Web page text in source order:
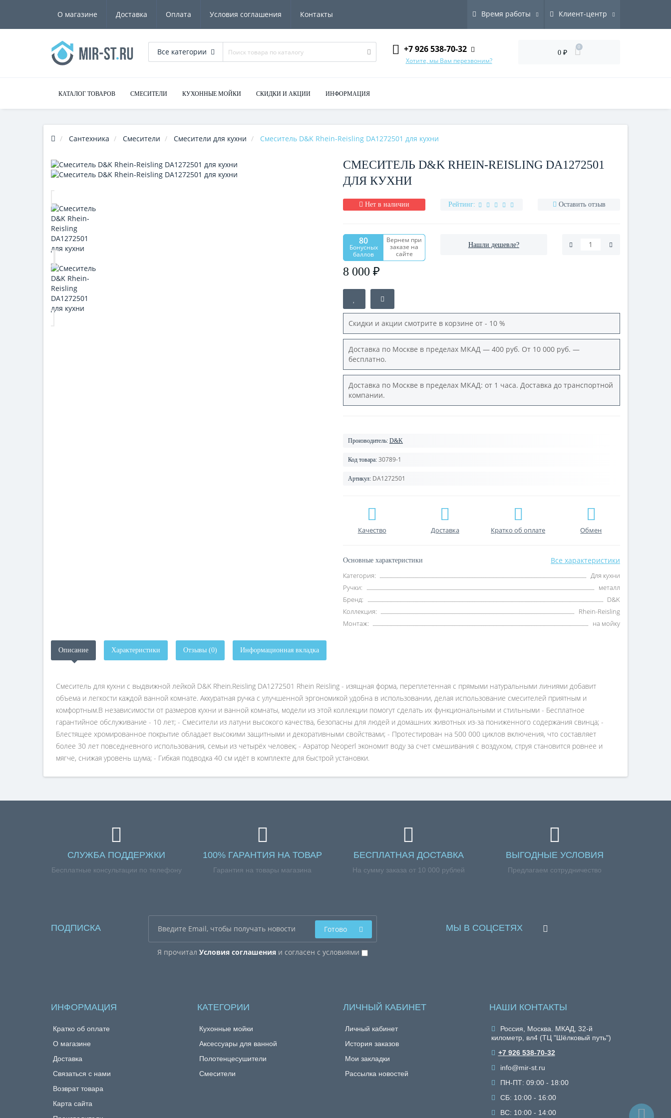
О магазине Доставка Оплата Условия соглашения Контакты Время работы Клиент-центр
Все категории +7 926 538-70-32
Хотите, мы Вам перезвоним?
0 ₽
0
КАТАЛОГ ТОВАРОВ СМЕСИТЕЛИ КУХОННЫЕ МОЙКИ СКИДКИ И АКЦИИ ИНФОРМАЦИЯ
Сантехника Смесители Смесители для кухни Смеситель D&K Rhein-Reisling DA1272501 для кухни
СМЕСИТЕЛЬ D&K RHEIN-REISLING DA1272501
ДЛЯ КУХНИ
Нет в наличии Рейтинг: Оставить отзыв
80
Бонусных
баллов
Вернем при
заказе на
сайте
8 000 ₽
Нашли дешевле?
Скидки и акции смотрите в корзине от - 10 %
Доставка по Москве в пределах МКАД — 400 руб. От 10 000 руб. —
бесплатно.
Доставка по Москве в пределах МКАД: от 1 часа. Доставка до транспортной
компании.
Производитель: D&K
Код товара: 30789-1
Артикул: DA1272501
Качество Доставка Кратко об оплате Обмен
Основные характеристики Все характеристики
Категория:
Для кухни
Ручки:
металл
Бренд:
D&K
Коллекция:
Rhein-Reisling
Монтаж:
на мойку
Описание Характеристики Отзывы (0) Информационная вкладка
Смеситель для кухни с выдвижной лейкой D&K Rhein.Reisling DA1272501 Rhein Reisling - изящная форма, переплетенная с прямыми натуральными линиями добавит
объема и легкости каждой ванной комнате. Аккуратная ручка с улучшенной эргономикой удобна в использовании, делая использование смесителей приятным и
комфортным.В независимости от размеров кухни и ванной комнаты, модели из этой коллекции помогут сделать их функциональными и стильными - Бесплатное
гарантийное обслуживание - 10 лет; - Смесители из латуни высокого качества, безопасны для людей и домашних животных из-за пониженного содержания свинца; -
Блестящее хромированное покрытие обладает высокими защитными и декоративными свойствами; - Протестирован на 500 000 циклов включения, что составляет
более 30 лет повседневного использования, семьи из четырёх человек; - Аэратор Neoperl экономит воду за счет смешивания с воздухом, струя становится ровнее и
мягче, снижая уровень шума; - Гибкая подводка 40 см идёт в комплекте для быстрой установки.
СЛУЖБА ПОДДЕРЖКИ
Бесплатные консультации по телефону
100% ГАРАНТИЯ НА ТОВАР
Гарантия на товары магазина
БЕСПЛАТНАЯ ДОСТАВКА
На сумму заказа от 10 000 рублей
ВЫГОДНЫЕ УСЛОВИЯ
Предлагаем сотрудничество
ПОДПИСКА
Я прочитал Условия соглашенияи согласен с условиями
Готово МЫ В СОЦСЕТЯХ
ИНФОРМАЦИЯ
Кратко об оплате
О магазине
Доставка
Связаться с нами
Возврат товара
Карта сайта
КАТЕГОРИИ
Кухонные мойки
Аксессуары для ванной
Полотенцесушители
Смесители
ЛИЧНЫЙ КАБИНЕТ
Личный кабинет
История заказов
Мои закладки
Рассылка новостей
НАШИ КОНТАКТЫ
Россия, Москва. МКАД, 32-й
километр, вл4 (ТЦ "Шёлковый путь")
+7 926 538-70-32
info@mir-st.ru
ПН-ПТ: 09:00 - 18:00
СБ: 10:00 - 16:00
ВС: 10:00 - 14:00